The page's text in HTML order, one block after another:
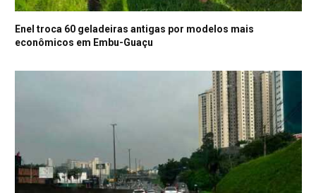
Enel troca 60 geladeiras antigas por modelos mais
econômicos em Embu-Guaçu